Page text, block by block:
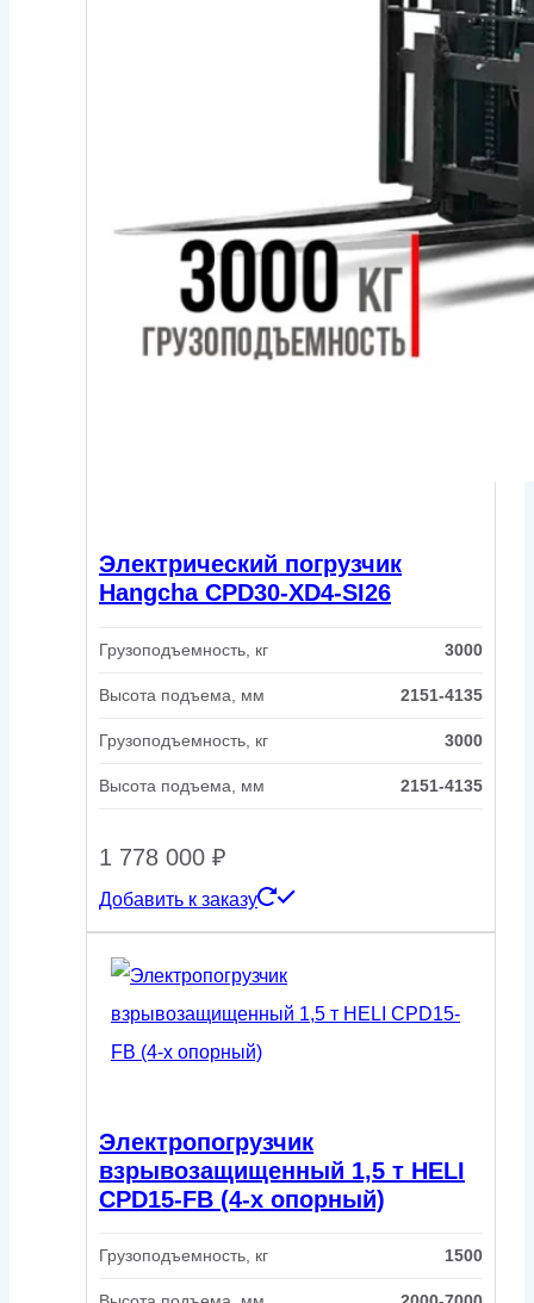
Электрический погрузчик
Hangcha CPD30-XD4-SI26
Грузоподъемность, кг 3000
Высота подъема, мм 2151-4135
Грузоподъемность, кг 3000
Высота подъема, мм 2151-4135
1 778 000 ₽
Добавить к заказу
Электропогрузчик
взрывозащищенный 1,5 т HELI
CPD15-FB (4-х опорный)
Грузоподъемность, кг 1500